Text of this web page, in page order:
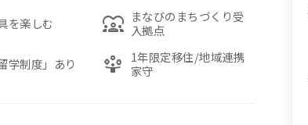
を楽しむ diversity_1 まなびのまちづくり受
入拠点
学制度」あり person_play
1年限定移住/地域連携
家守